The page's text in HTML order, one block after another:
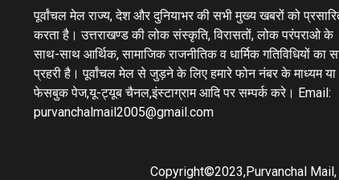
पूर्वांचल मेल राज्य, देश और दुनियाभर की सभी मुख्य खबरों को
करता है। उत्तराखण्ड की लोक संस्कृति, विरासतों, लोक परंपराओ के
साथ-साथ आर्थिक, सामाजिक राजनीतिक व धार्मिक गतिविधियों का
प्रहरी है। पूर्वांचल मेल से जुड़ने के लिए हमारे फोन नंबर के माध्यम या
फेसबुक पेज,यू-ट्यूब चैनल,इंस्टाग्राम आदि पर सम्पर्क करे। Email:
purvanchalmail2005@gmail.com
Copyright©2023,Purvanchal